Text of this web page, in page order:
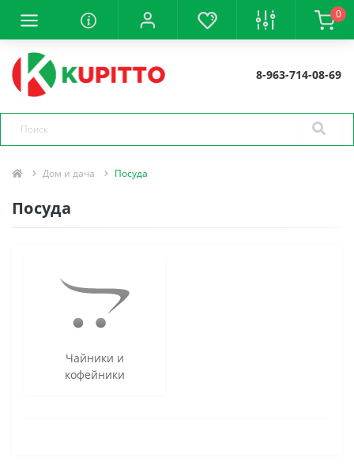
0
8-963-714-08-69
Дом и дача Посуда
Посуда
Чайники и
кофейники